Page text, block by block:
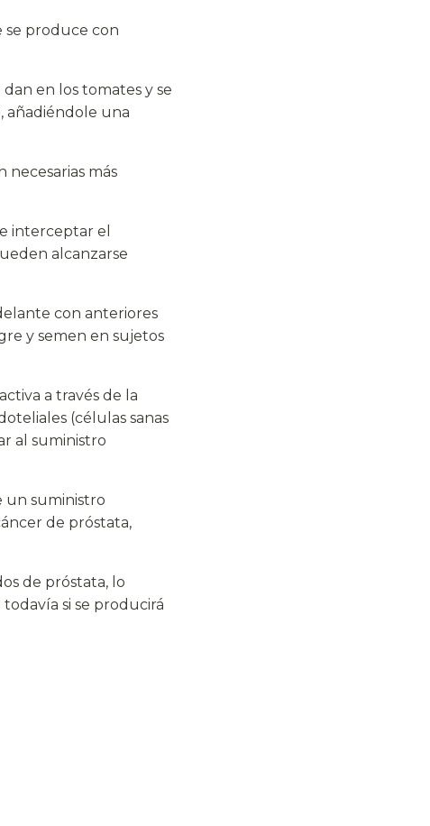
se produce con
en los tomates y se
añadiéndole una
más
interceptar el
alcanzarse
con anteriores
y semen en sujetos
a través de la
(células sanas
al suministro
un suministro
de próstata,
de próstata, lo
si se producirá